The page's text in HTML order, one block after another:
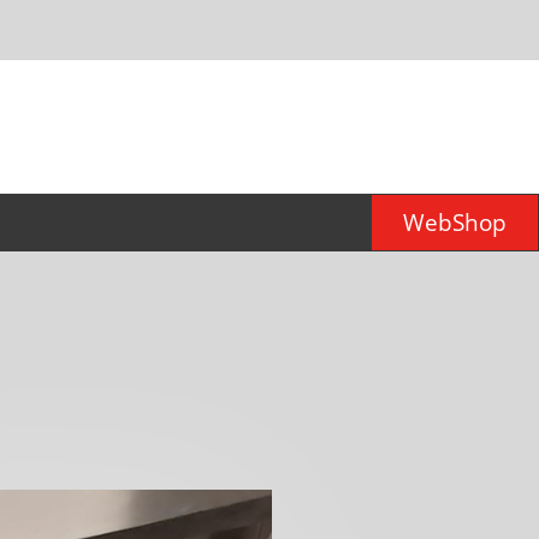
WebShop